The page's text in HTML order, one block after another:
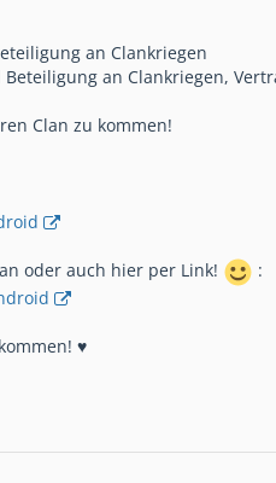
an Clankriegen
an Clankriegen,
Clan zu kommen!
oder auch hier per Link!
:
♥️